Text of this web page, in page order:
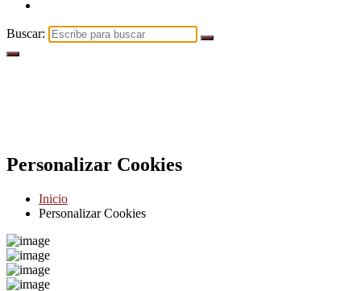
Buscar:
Personalizar Cookies
Inicio
Personalizar Cookies